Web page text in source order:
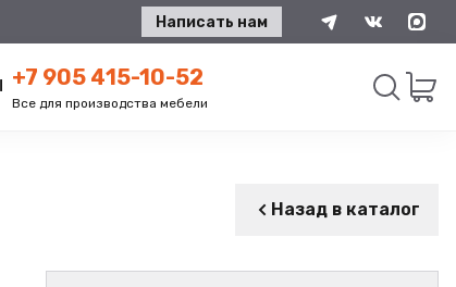
Написать нам
+7 905 415-10-52
Все для производства мебели
Назад в каталог